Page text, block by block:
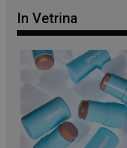
In Vetrina